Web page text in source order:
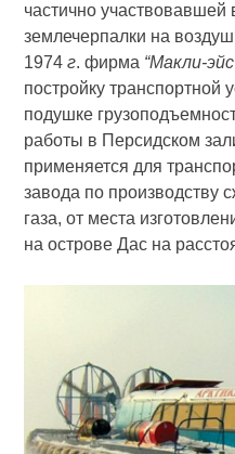
частично
землечерпалки на
1974г. фирма “Макли-
постройку транспортной
подушке
работы в Персидском
применяется для
завода по производству
газа, от места
на острове Дас на